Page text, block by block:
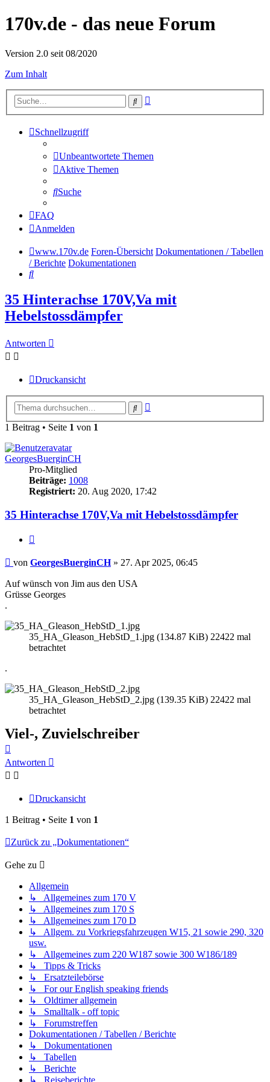
170v.de - das neue Forum
Version 2.0 seit 08/2020
Zum Inhalt
Suche
Schnellzugriff
Unbeantwortete Themen
Aktive Themen
Suche
FAQ
Anmelden
www.170v.de Foren-Übersicht Dokumentationen / Tabellen
/ Berichte Dokumentationen
Suche
35 Hinterachse 170V,Va mit
Hebelstossdämpfer
Antworten
Druckansicht
Suche
1 Beitrag • Seite 1 von 1
GeorgesBuerginCH
Pro-Mitglied
Beiträge: 1008
Registriert: 20. Aug 2020, 17:42
35 Hinterachse 170V,Va mit Hebelstossdämpfer
Beitrag
von GeorgesBuerginCH» 27. Apr 2025, 06:45
Auf wünsch von Jim aus den USA
Grüsse Georges
.
35_HA_Gleason_HebStD_1.jpg (134.87 KiB) 22422 mal
betrachtet
.
35_HA_Gleason_HebStD_2.jpg (139.35 KiB) 22422 mal
betrachtet
Viel-, Zuvielschreiber
oben
Antworten
Druckansicht
1 Beitrag • Seite 1 von 1
Zurück zu „Dokumentationen“
Gehe zu
Allgemein
↳ Allgemeines zum 170 V
↳ Allgemeines zum 170 S
↳ Allgemeines zum 170 D
↳ Allgem. zu Vorkriegsfahrzeugen W15, 21 sowie 290, 320
usw.
↳ Allgemeines zum 220 W187 sowie 300 W186/189
↳ Tipps & Tricks
↳ Ersatzteilebörse
↳ For our English speaking friends
↳ Oldtimer allgemein
↳ Smalltalk - off topic
↳ Forumstreffen
Dokumentationen / Tabellen / Berichte
↳ Dokumentationen
↳ Tabellen
↳ Berichte